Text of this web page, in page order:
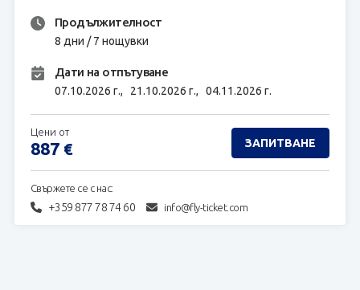
Продължителност
8 дни / 7 нощувки
Дати на отпътуване
07.10.2026 г., 21.10.2026 г., 04.11.2026 г.
Свържете се с нас:
+359 877 78 74 60 info@fly-ticket.com
Цени от
887 € ЗАПИТВАНЕ